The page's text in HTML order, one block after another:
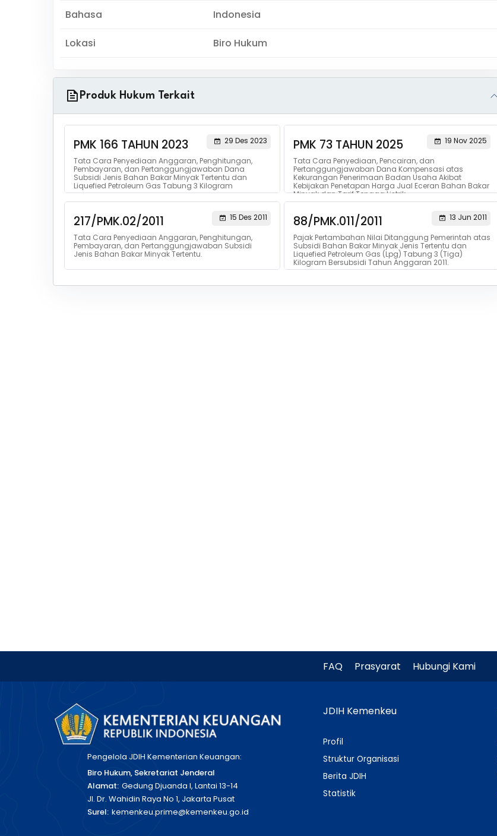
Bahasa Indonesia
Lokasi Biro Hukum
Produk Hukum Terkait
PMK 166 TAHUN 2023
29 Des 2023
Tata Cara Penyediaan Anggaran, Penghitungan,
Pembayaran, dan Pertanggungjawaban Dana
Subsidi Jenis Bahan Bakar Minyak Tertentu dan
Liquefied Petroleum Gas Tabung 3 Kilogram
PMK 73 TAHUN 2025
19 Nov 2025
Tata Cara Penyediaan, Pencairan, dan
Pertanggungjawaban Dana Kompensasi atas
Kekurangan Penerimaan Badan Usaha Akibat
Kebijakan Penetapan Harga Jual Eceran Bahan Bakar
Minyak dan Tarif Tenaga Listrik
217/PMK.02/2011
15 Des 2011
Tata Cara Penyediaan Anggaran, Penghitungan,
Pembayaran, dan Pertanggungjawaban Subsidi
Jenis Bahan Bakar Minyak Tertentu.
88/PMK.011/2011
13 Jun 2011
Pajak Pertambahan Nilai Ditanggung Pemerintah atas
Subsidi Bahan Bakar Minyak Jenis Tertentu dan
Liquefied Petroleum Gas (Lpg) Tabung 3 (Tiga)
Kilogram Bersubsidi Tahun Anggaran 2011.
FAQ Prasyarat Hubungi Kami
Pengelola JDIH Kementerian Keuangan:
Biro Hukum, Sekretariat Jenderal
Alamat: Gedung Djuanda I, Lantai 13-14
Jl. Dr. Wahidin Raya No 1, Jakarta Pusat
Surel: kemenkeu.prime@kemenkeu.go.id
JDIH Kemenkeu
Profil
Struktur Organisasi
Berita JDIH
Statistik